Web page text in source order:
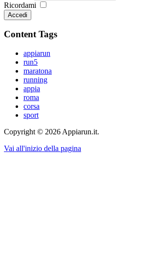
Ricordami
Accedi
Content Tags
appiarun
run5
maratona
running
appia
roma
corsa
sport
Copyright © 2026 Appiarun.it.
Vai all'inizio della pagina